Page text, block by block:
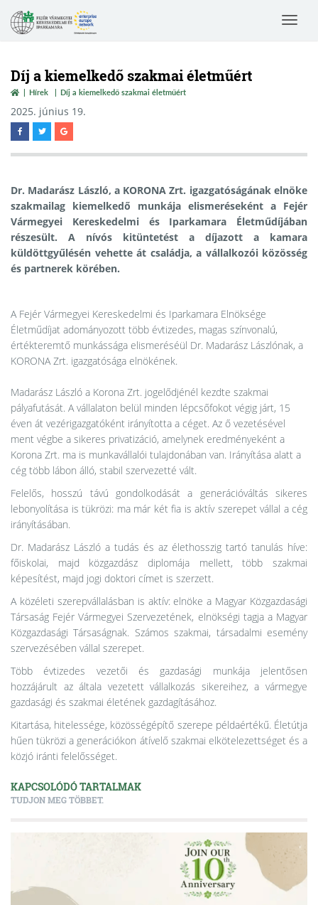
Toggle
Díj a kiemelkedő szakmai életműért
Hírek Díj a kiemelkedő szakmai életműért
2025. június 19.
Dr. Madarász László, a KORONA Zrt. igazgatóságának elnöke
szakmailag kiemelkedő munkája elismeréseként a Fejér
Vármegyei Kereskedelmi és Iparkamara Életműdíjában
részesült. A nívós kitüntetést a díjazott a kamara
küldöttgyűlésén vehette át családja, a vállalkozói közösség
és partnerek körében.
A Fejér Vármegyei Kereskedelmi és Iparkamara Elnöksége
Életműdíjat adományozott több évtizedes, magas színvonalú,
értékteremtő munkássága elismeréséül Dr. Madarász Lászlónak, a
KORONA Zrt. igazgatósága elnökének.
Madarász László a Korona Zrt. jogelődjénél kezdte szakmai
pályafutását. A vállalaton belül minden lépcsőfokot végig járt, 15
éven át vezérigazgatóként irányította a céget. Az ő vezetésével
ment végbe a sikeres privatizáció, amelynek eredményeként a
Korona Zrt. ma is munkavállalói tulajdonában van. Irányítása alatt a
cég több lábon álló, stabil szervezetté vált.
Felelős, hosszú távú gondolkodását a generációváltás sikeres
lebonyolítása is tükrözi: ma már két fia is aktív szerepet vállal a cég
irányításában.
Dr. Madarász László a tudás és az élethosszig tartó tanulás híve:
főiskolai, majd közgazdász diplomája mellett, több szakmai
képesítést, majd jogi doktori címet is szerzett.
A közéleti szerepvállalásban is aktív: elnöke a Magyar Közgazdasági
Társaság Fejér Vármegyei Szervezetének, elnökségi tagja a Magyar
Közgazdasági Társaságnak. Számos szakmai, társadalmi esemény
szervezésében vállal szerepet.
Több évtizedes vezetői és gazdasági munkája jelentősen
hozzájárult az általa vezetett vállalkozás sikereihez, a vármegye
gazdasági és szakmai életének gazdagításához.
Kitartása, hitelessége, közösségépítő szerepe példaértékű. Életútja
hűen tükrözi a generációkon átívelő szakmai elkötelezettséget és a
közjó iránti felelősséget.
KAPCSOLÓDÓ TARTALMAK
TUDJON MEG TÖBBET.